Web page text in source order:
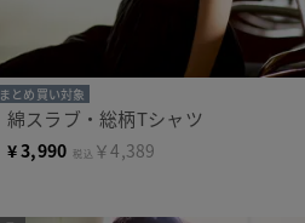
まとめ買い対象
綿スラブ・総柄Tシャツ
¥3,990 税込 ￥4,389